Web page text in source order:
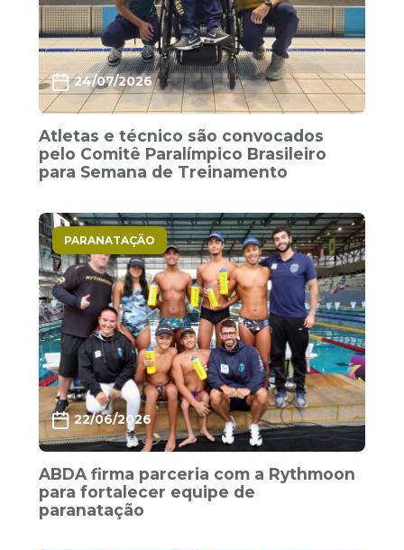
24/07/2026
Atletas e técnico são convocados
pelo Comitê Paralímpico Brasileiro
para Semana de Treinamento
PARANATAÇÃO
22/06/2026
ABDA firma parceria com a Rythmoon
para fortalecer equipe de
paranatação